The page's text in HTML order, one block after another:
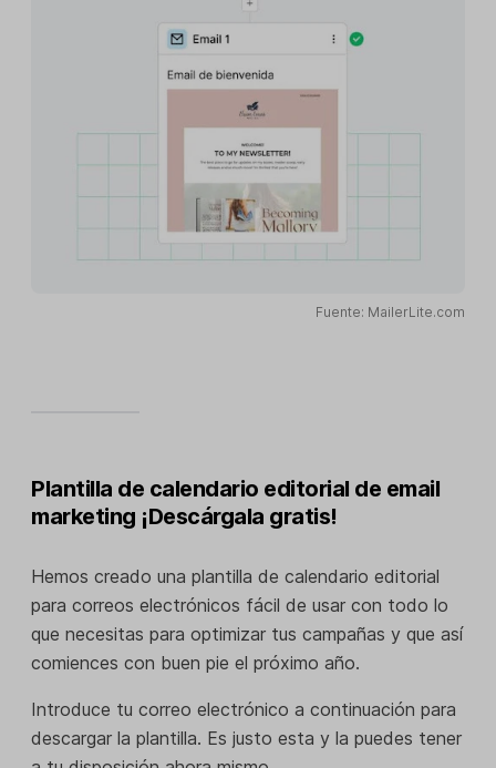
Fuente: MailerLite.com
Plantilla de calendario editorial de email
marketing ¡Descárgala gratis!
Hemos creado una plantilla de calendario editorial
para correos electrónicos fácil de usar con todo lo
que necesitas para optimizar tus campañas y que así
comiences con buen pie el próximo año.
Introduce tu correo electrónico a continuación para
descargar la plantilla. Es justo esta y la puedes tener